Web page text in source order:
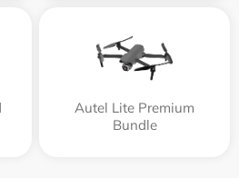
Autel Lite Premium
Bundle